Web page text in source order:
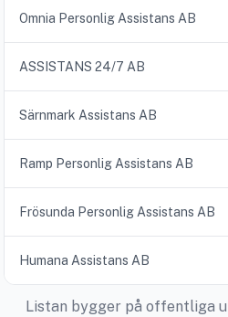
Omnia Personlig Assistans AB
ASSISTANS 24/7 AB
Särnmark Assistans AB
Ramp Personlig Assistans AB
Frösunda Personlig Assistans AB
Humana Assistans AB
Listan bygger på offentliga